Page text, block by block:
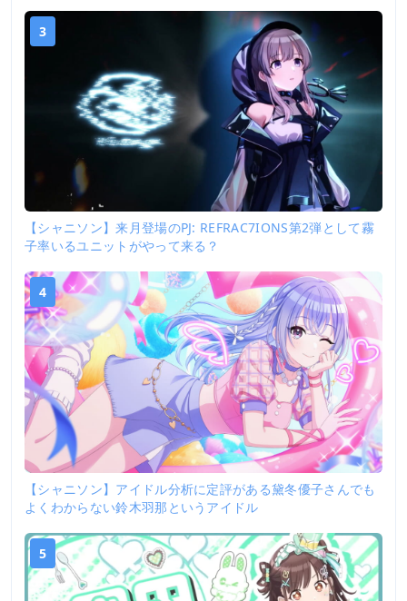
3
【シャニソン】来月登場のPJ: REFRAC7IONS第2弾として霧
子率いるユニットがやって来る？
4
【シャニソン】アイドル分析に定評がある黛冬優子さんでも
よくわからない鈴木羽那というアイドル
5